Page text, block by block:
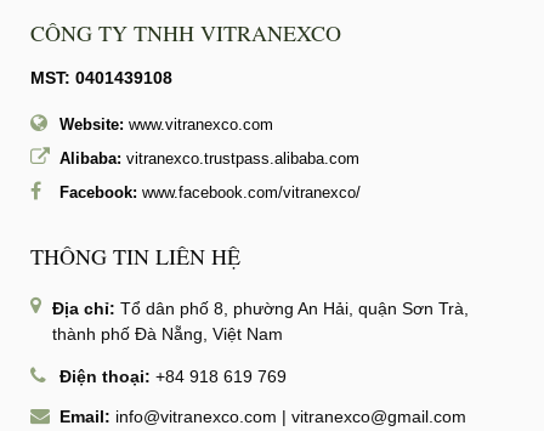
CÔNG TY TNHH VITRANEXCO
MST: 0401439108
Website: www.vitranexco.com
Alibaba: vitranexco.trustpass.alibaba.com
Facebook: www.facebook.com/vitranexco/
THÔNG TIN LIÊN HỆ
Địa chỉ: Tổ dân phố 8, phường An Hải, quận Sơn Trà,
thành phố Đà Nẵng, Việt Nam
Điện thoại: +84 918 619 769
Email: info@vitranexco.com | vitranexco@gmail.com